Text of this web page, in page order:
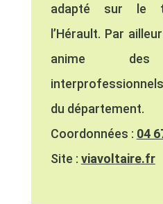
adapté sur le
l’Hérault. Par
anime des
du département.
Coordonnées : 04
Site : viavoltaire.fr